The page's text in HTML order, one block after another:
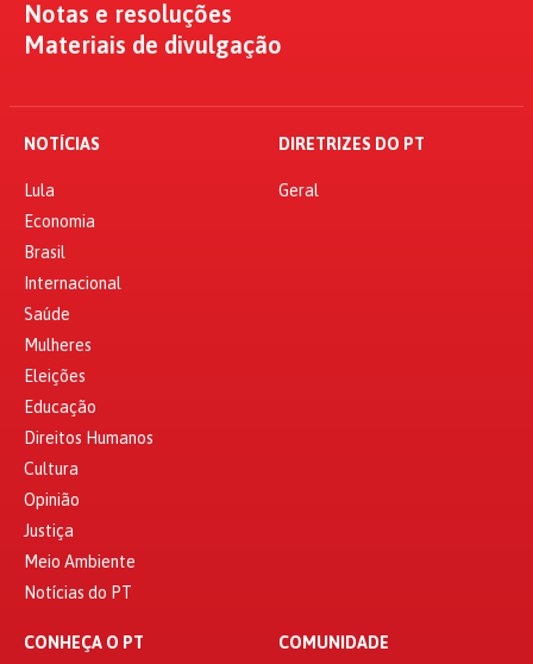
Notas e resoluções
Materiais de divulgação
NOTÍCIAS
Lula
Economia
Brasil
Internacional
Saúde
Mulheres
Eleições
Educação
Direitos Humanos
Cultura
Opinião
Justiça
Meio Ambiente
Notícias do PT
DIRETRIZES DO PT
Geral
CONHEÇA O PT COMUNIDADE